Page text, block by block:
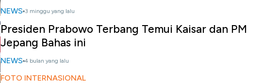
NEWS 3 minggu yang lalu
Presiden Prabowo Terbang Temui Kaisar dan PM
Jepang Bahas ini
NEWS 4 bulan yang lalu
FOTO INTERNASIONAL